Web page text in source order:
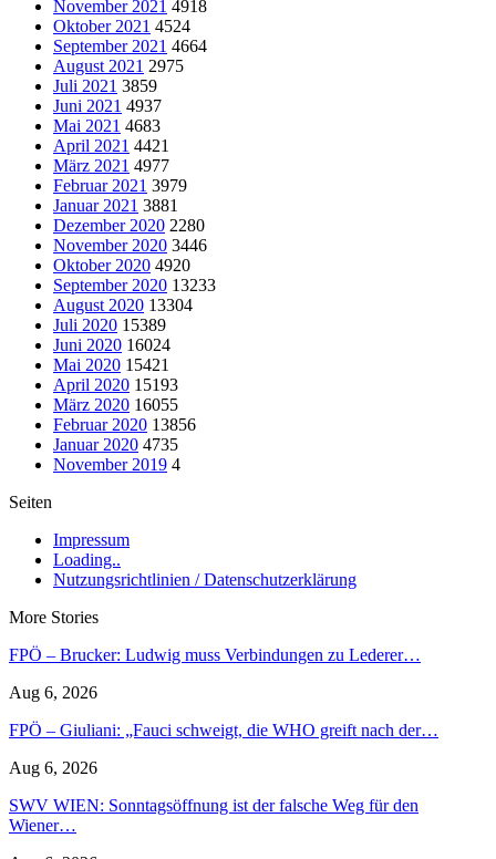
November 2021 4918
Oktober 2021 4524
September 2021 4664
August 2021 2975
Juli 2021 3859
Juni 2021 4937
Mai 2021 4683
April 2021 4421
März 2021 4977
Februar 2021 3979
Januar 2021 3881
Dezember 2020 2280
November 2020 3446
Oktober 2020 4920
September 2020 13233
August 2020 13304
Juli 2020 15389
Juni 2020 16024
Mai 2020 15421
April 2020 15193
März 2020 16055
Februar 2020 13856
Januar 2020 4735
November 2019 4
Seiten
Impressum
Loading..
Nutzungsrichtlinien / Datenschutzerklärung
More Stories
FPÖ – Brucker: Ludwig muss Verbindungen zu Lederer…
Aug 6, 2026
FPÖ – Giuliani: „Fauci schweigt, die WHO greift nach der…
Aug 6, 2026
SWV WIEN: Sonntagsöffnung ist der falsche Weg für den
Wiener…